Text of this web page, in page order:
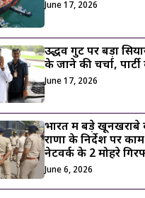
June 17, 2026
उद्धव गुट पर बड़ा
के जाने की चर्चा,
June 17, 2026
भारत में बड़े खूनखराबे
राणा के निर्देश पर
नेटवर्क के 2 मोहरे
June 6, 2026